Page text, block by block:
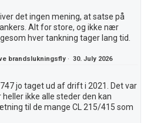
det ingen mening, at satse på
Alt for store, og ikke nær
hver tankning tager lang tid.
brandslukningsfly ·30. July 2026
jo taget ud af drift i 2021. Det var
ikke alle steder den kan
til de mange CL 215/415 som